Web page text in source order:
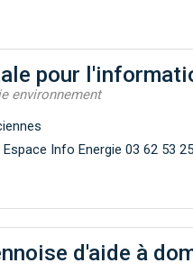
pour
environnement
Info Energie 03 62 53
d'aide à